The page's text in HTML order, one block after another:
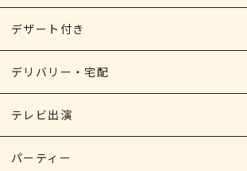
デザート付き
デリバリー・宅配
テレビ出演
パーティー